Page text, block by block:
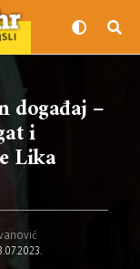
događaj –
i
Lika